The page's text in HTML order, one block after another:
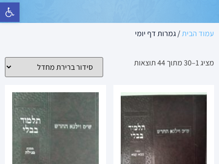
פתח סרגל
עמוד הבית/ גמרות דף יומי
מציג 1–44 מתוך 44 תוצאות